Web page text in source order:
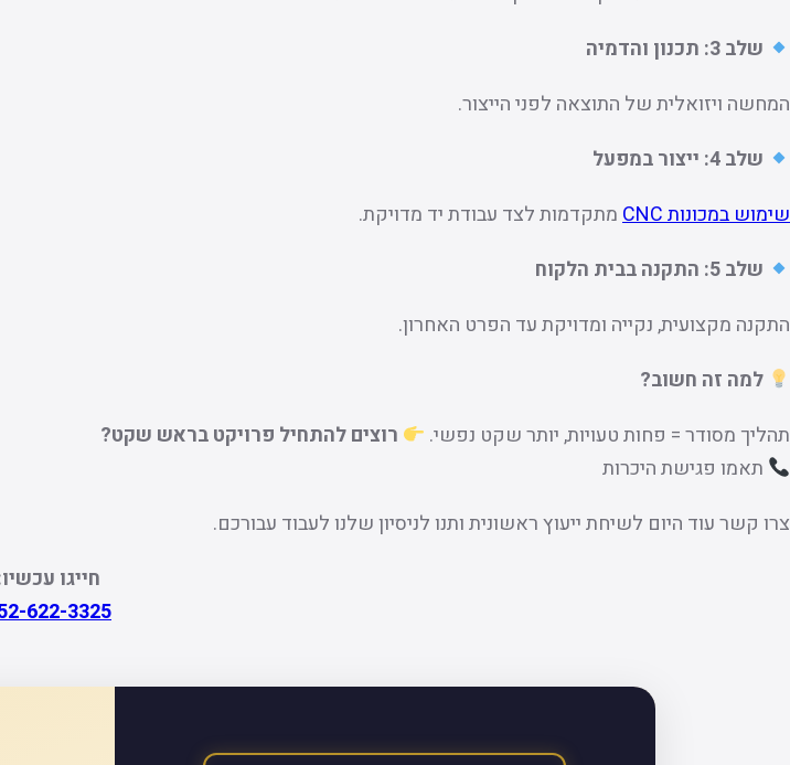
שלב 3: תכנון והדמיה
המחשה ויזואלית של התוצאה לפני הייצור.
שלב 4: ייצור במפעל
שימוש במכונות CNC
מתקדמות לצד עבודת יד מדויקת.
שלב 5: התקנה בבית הלקוח
התקנה מקצועית, נקייה ומדויקת עד הפרט האחרון.
למה זה חשוב?
תהליך מסודר = פחות טעויות, יותר שקט נפשי.
רוצים להתחיל פרויקט בראש שקט?
תאמו פגישת היכרות
צרו קשר עוד היום לשיחת ייעוץ ראשונית ותנו לניסיון שלנו לעבוד עבורכם.
חייגו
622-3325